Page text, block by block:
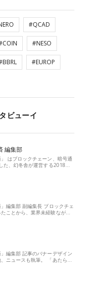
#QCAD
#NESO
#EUROP
ビューイ
編集部
」 はブロックチェーン、暗号通
た、幻冬舎が運営する2018…
」編集部 副編集長 ブロックチェ
ことから、業界未経験なが…
」編集部 記事のバナーデザイン
ニュースも執筆。 「あたら…